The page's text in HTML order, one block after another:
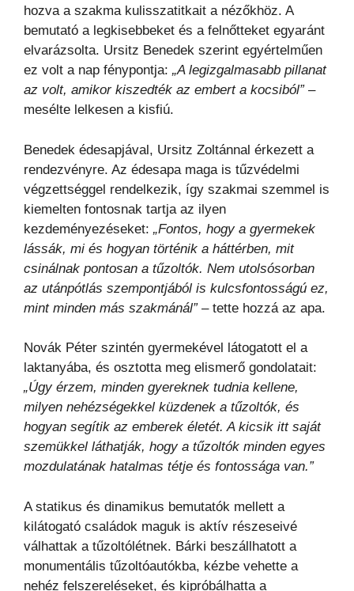
hozva a szakma kulisszatitkait a nézőkhöz. A
bemutató a legkisebbeket és a felnőtteket egyaránt
elvarázsolta. Ursitz Benedek szerint egyértelműen
ez volt a nap fénypontja: „A legizgalmasabb pillanat
az volt, amikor kiszedték az embert a kocsiból”–
mesélte lelkesen a kisfiú.
Benedek édesapjával, Ursitz Zoltánnal érkezett a
rendezvényre. Az édesapa maga is tűzvédelmi
végzettséggel rendelkezik, így szakmai szemmel is
kiemelten fontosnak tartja az ilyen
kezdeményezéseket: „Fontos, hogy a gyermekek
lássák, mi és hogyan történik a háttérben, mit
csinálnak pontosan a tűzoltók. Nem utolsósorban
az utánpótlás szempontjából is kulcsfontosságú ez,
mint minden más szakmánál”– tette hozzá az apa.
Novák Péter szintén gyermekével látogatott el a
laktanyába, és osztotta meg elismerő gondolatait:
„Úgy érzem, minden gyereknek tudnia kellene,
milyen nehézségekkel küzdenek a tűzoltók, és
hogyan segítik az emberek életét. A kicsik itt saját
szemükkel láthatják, hogy a tűzoltók minden egyes
mozdulatának hatalmas tétje és fontossága van.”
A statikus és dinamikus bemutatók mellett a
kilátogató családok maguk is aktív részeseivé
válhattak a tűzoltólétnek. Bárki beszállhatott a
monumentális tűzoltóautókba, kézbe vehette a
nehéz felszereléseket, és kipróbálhatta a